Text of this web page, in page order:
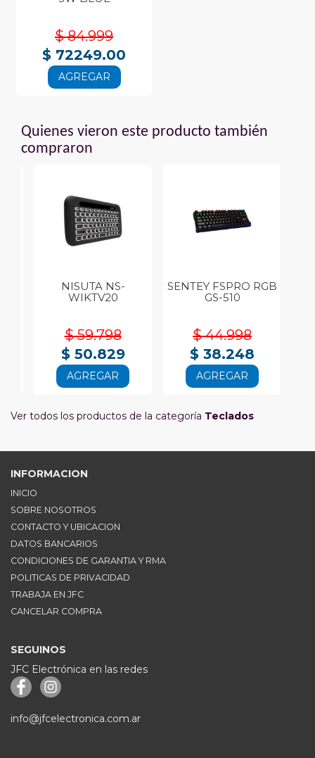
$ 84.999
$ 72249.00
AGREGAR
Quienes vieron este producto también
compraron
NISUTA NS-
WIKTV20
$ 59.798
$ 50.829
AGREGAR
SENTEY FSPRO RGB
GS-510
$ 44.998
$ 38.248
AGREGAR
Ver todos los productos de la categoría Teclados
INFORMACION
INICIO
SOBRE NOSOTROS
CONTACTO Y UBICACION
DATOS BANCARIOS
CONDICIONES DE GARANTIA Y RMA
POLITICAS DE PRIVACIDAD
TRABAJA EN JFC
CANCELAR COMPRA
SEGUINOS
JFC Electrónica en las redes
info@jfcelectronica.com.ar